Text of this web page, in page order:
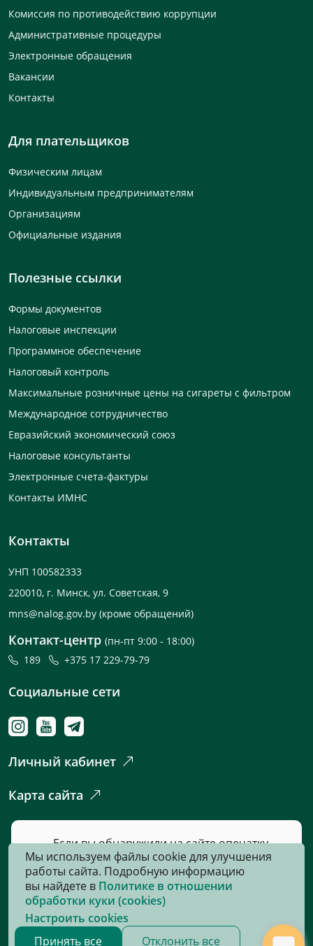
Комиссия по противодействию коррупции
Административные процедуры
Электронные обращения
Вакансии
Контакты
Для плательщиков
Физическим лицам
Индивидуальным предпринимателям
Организациям
Официальные издания
Полезные ссылки
Формы документов
Налоговые инспекции
Программное обеспечение
Налоговый контроль
Максимальные розничные цены на сигареты с фильтром
Международное сотрудничество
Евразийский экономический союз
Налоговые консультанты
Электронные счета-фактуры
Контакты ИМНС
Контакты
УНП 100582333
220010, г. Минск, ул. Советская, 9
mns@nalog.gov.by (кроме обращений)
Контакт-центр (пн-пт 9:00 - 18:00)
189
+375 17 229-79-79
Социальные сети
Личный кабинет
Карта сайта
Если вы обнаружили на сайте опечатку
или неточность, пожалуйста, нажмите
сюдаи сообщите нам об этом.
© 2026, Все права защищены
Мы используем файлы cookie для улучшения
работы сайта. Подробную информацию
вы найдете в Политике в отношении
обработки куки (cookies)
Настроить cookies
Принять все
Отклонить все